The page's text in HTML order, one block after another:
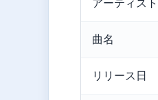
アーティスト
曲名
リリース日